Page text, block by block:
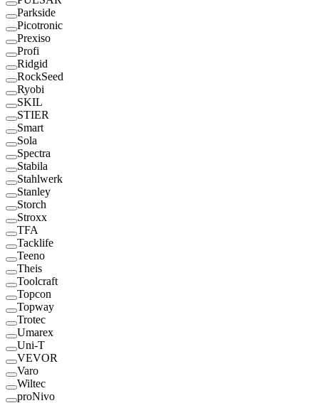
Parkside
Picotronic
Prexiso
Profi
Ridgid
RockSeed
Ryobi
SKIL
STIER
Smart
Sola
Spectra
Stabila
Stahlwerk
Stanley
Storch
Stroxx
TFA
Tacklife
Teeno
Theis
Toolcraft
Topcon
Topway
Trotec
Umarex
Uni-T
VEVOR
Varo
Wiltec
proNivo